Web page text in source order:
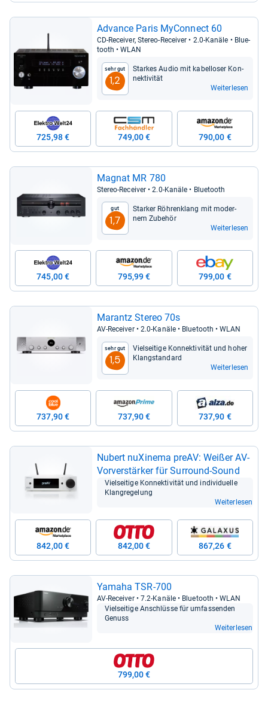
Advance Paris MyConnect 60
CD-​Recei­ver, Ste­reo-​Recei­ver • 2.0-​Kanäle • Blue­
tooth • WLAN
Sehr gut
1,2
Star­kes Audio mit kabel­lo­ser Kon­
nek­ti­vi­tät
Weiterlesen
725,98 € 749,00 € 790,00 €
Magnat MR 780
Ste­reo-​Recei­ver • 2.0-​Kanäle • Blue­tooth
Gut
1,7
Star­ker Röh­ren­klang mit moder­
nem Zube­hör
Weiterlesen
745,00 € 795,99 € 799,00 €
Marantz Ste­reo 70s
AV-​Recei­ver • 2.0-​Kanäle • Blue­tooth • WLAN
Sehr gut
1,5
Viel­sei­tige Kon­nek­ti­vi­tät und hoher
Klang­stan­dard
Weiterlesen
737,90 € 737,90 € 737,90 €
Nubert nuXi­nema preAV: Wei­ßer AV-​
Vor­ver­stär­ker für Sur­round-​Sound
Viel­sei­tige Kon­nek­ti­vi­tät und indi­vi­du­elle
Klangrege­lung
Weiterlesen
842,00 € 842,00 € 867,26 €
Yamaha TSR-​700
AV-​Recei­ver • 7.2-​Kanäle • Blue­tooth • WLAN
Viel­sei­tige Anschlüsse für umfas­sen­den
Genuss
Weiterlesen
799,00 €